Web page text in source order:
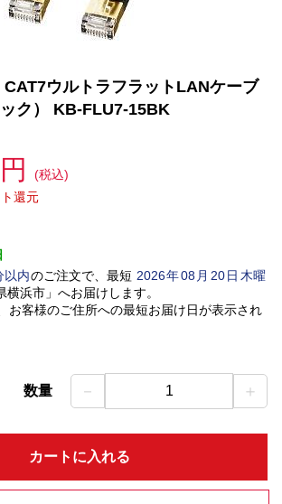
ウルトラフラットLANケーブ
ク） KB-FLU7-15BK
(税込)
還元
以内のご注文で、最短 2026年08 月 20日木曜
横浜市」 へお届けします。
お客様のご住所への最短お届け日が表示され
数量 － 1 ＋
カートに入れる